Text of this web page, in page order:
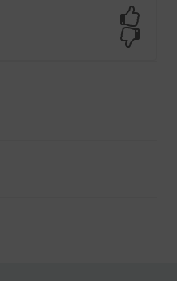
Yes
No